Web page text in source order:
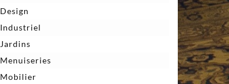
Design
Industriel
Jardins
Menuiseries
Mobilier